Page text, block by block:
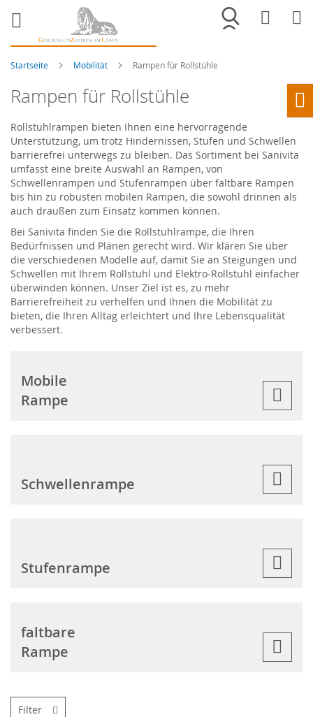
Merkliste
Startseite Mobilität Rampen für Rollstühle
Rampen für Rollstühle
Rollstuhlrampen bieten Ihnen eine hervorragende
Unterstützung, um trotz Hindernissen, Stufen und Schwellen
barrierefrei unterwegs zu bleiben. Das Sortiment bei Sanivita
umfasst eine breite Auswahl an Rampen, von
Schwellenrampen und Stufenrampen über faltbare Rampen
bis hin zu robusten mobilen Rampen, die sowohl drinnen als
auch draußen zum Einsatz kommen können.
Bei Sanivita finden Sie die Rollstuhlrampe, die Ihren
Bedürfnissen und Plänen gerecht wird. Wir klären Sie über
die verschiedenen Modelle auf, damit Sie an Steigungen und
Schwellen mit Ihrem Rollstuhl und Elektro-Rollstuhl einfacher
überwinden können. Unser Ziel ist es, zu mehr
Barrierefreiheit zu verhelfen und Ihnen die Mobilität zu
bieten, die Ihren Alltag erleichtert und Ihre Lebensqualität
verbessert.
Mobile
Rampe
Schwellenrampe
Stufenrampe
faltbare
Rampe
Filter